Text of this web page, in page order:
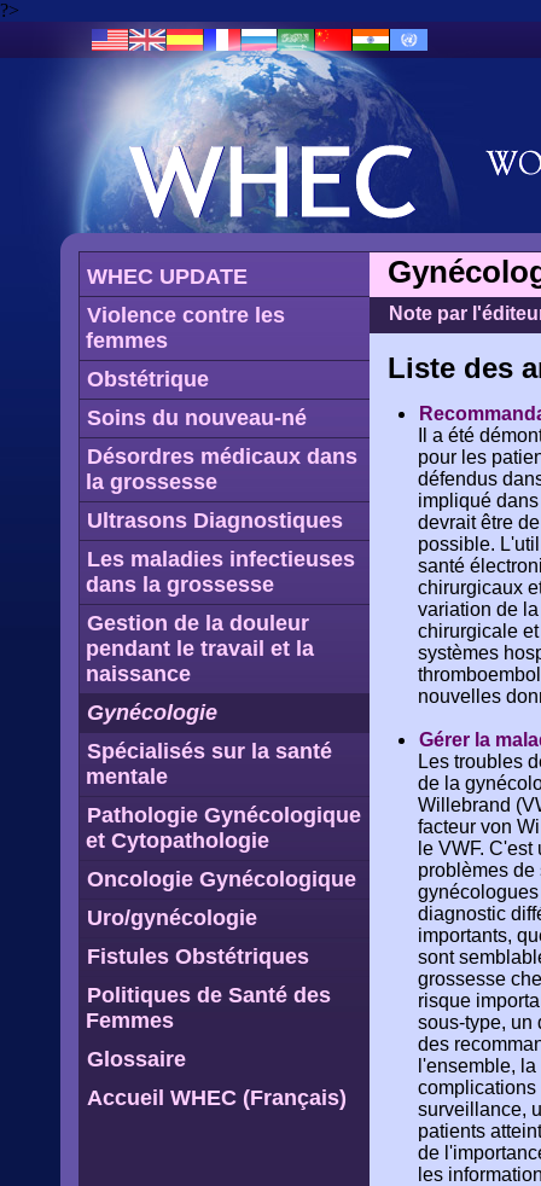
?>
WHEC UPDATE
Violence contre les
femmes
Obstétrique
Soins du nouveau-né
Désordres médicaux dans
la grossesse
Ultrasons Diagnostiques
Les maladies infectieuses
dans la grossesse
Gestion de la douleur
pendant le travail et la
naissance
Gynécologie
Spécialisés sur la santé
mentale
Pathologie Gynécologique
et Cytopathologie
Oncologie Gynécologique
Uro/gynécologie
Fistules Obstétriques
Politiques de Santé des
Femmes
Glossaire
Accueil WHEC (Français)
Note par
Liste des
Il a été
pour les
défendus
impliqué
devrait être
possible.
santé
chirurgicaux
variation de
chirurgicale
systèmes
nouvelles
Gérer la
Les troubles
de la
Willebrand
facteur von
le VWF.
problèmes
diagnostic
importants,
sont
grossesse
risque
sous-type, un
des
l'ensemble,
complications
surveillance,
patients
de
les